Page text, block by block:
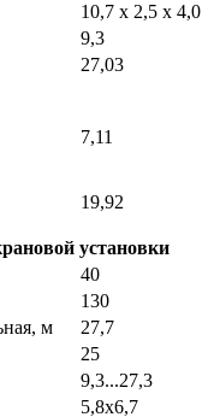
10,7 х 2,5 х 4,0
9,3
27,03
7,11
19,92
установки
40
130
м
27,7
25
9,3...27,3
5,8х6,7